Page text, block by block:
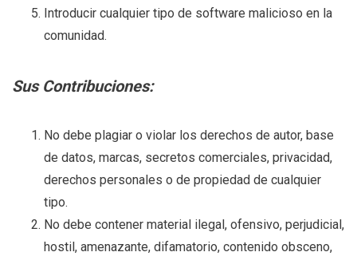
Introducir cualquier tipo de software malicioso en la
comunidad.
Sus Contribuciones:
No debe plagiar o violar los derechos de autor, base
de datos, marcas, secretos comerciales, privacidad,
derechos personales o de propiedad de cualquier
tipo.
No debe contener material ilegal, ofensivo, perjudicial,
hostil, amenazante, difamatorio, contenido obsceno,